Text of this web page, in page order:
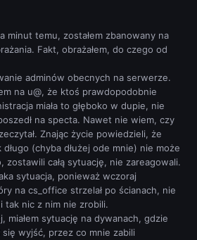
minut temu, zostałem zbanowany na
Fakt, obrażałem, do czego od
adminów obecnych na serwerze.
na u@, że ktoś prawdopodobnie
miała to głęboko w dupie, nie
na specta. Nawet nie wiem, czy
Znając życie powiedzieli, że
(chyba dłużej ode mnie) nie może
zostawili całą sytuację, nie zareagowali.
sytuacja, ponieważ wczoraj
na cs_office strzelał po ścianach, nie
tak nic z nim nie zrobili.
miałem sytuację na dywanach, gdzie
się wyjść, przez co mnie zabili